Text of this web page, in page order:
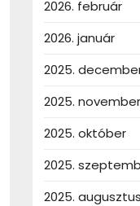
2026. február
2026. január
2025.
2025. november
2025. október
2025.
2025. augusztus